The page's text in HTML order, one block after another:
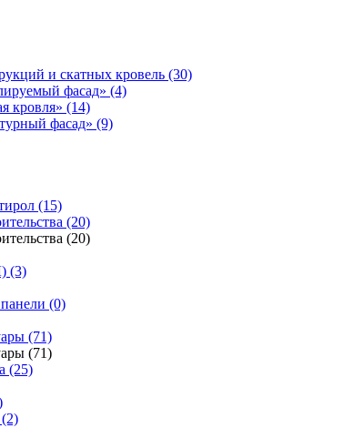
и скатных кровель (30)
фасад» (4)
кровля» (14)
фасад» (9)
(15)
(20)
(20)
(3)
(0)
(71)
(71)
(25)